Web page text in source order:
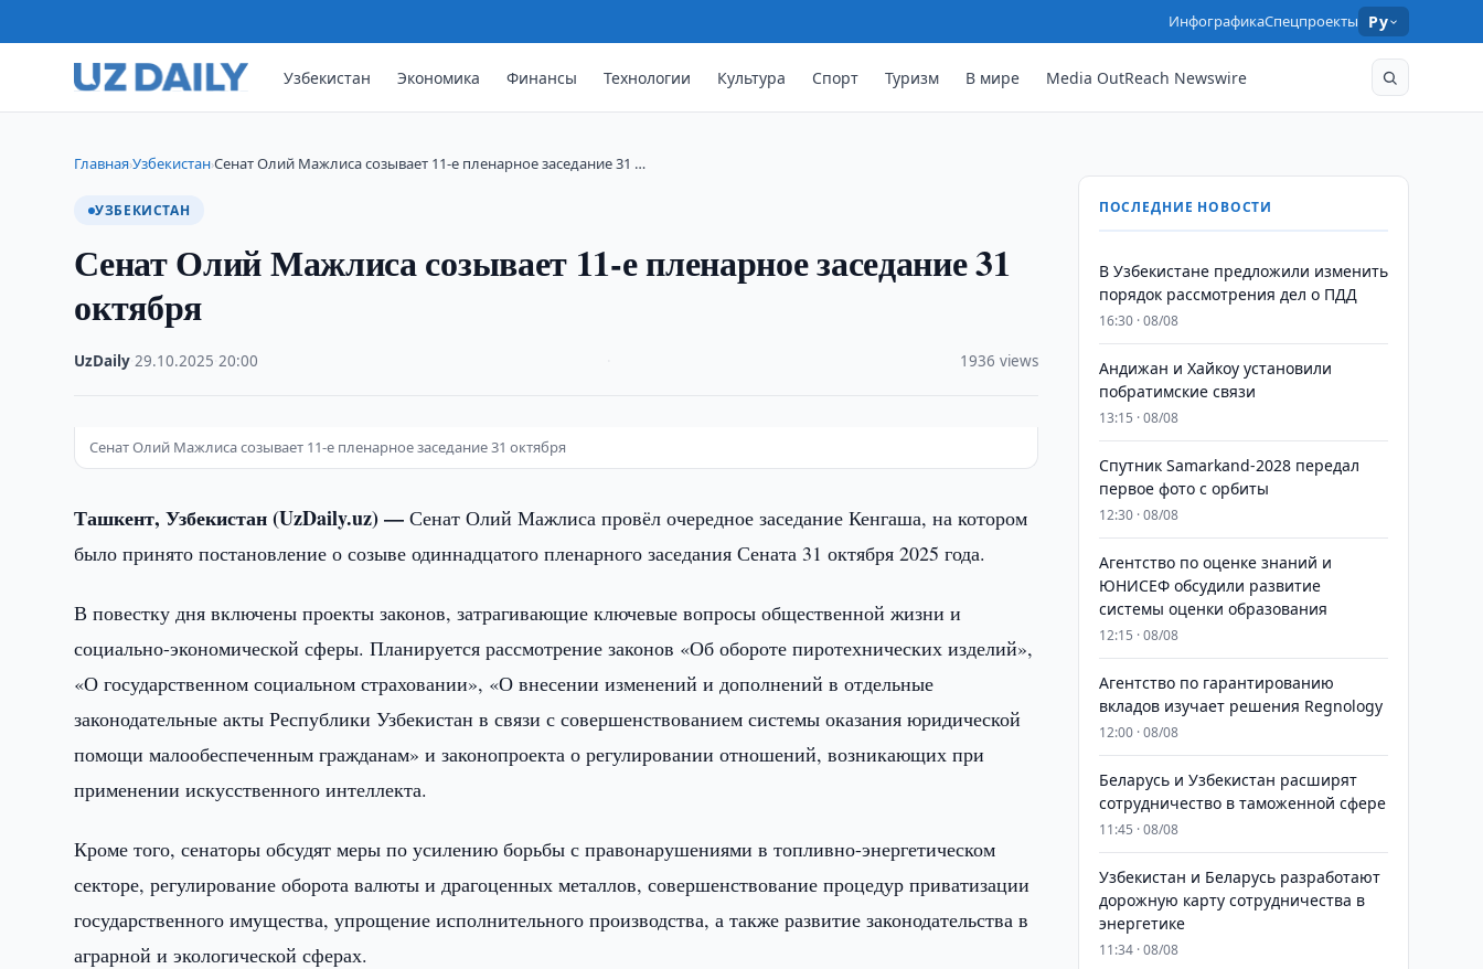
ИнфографикаСпецпроекты Ру
Узбекистан Экономика Финансы Технологии Культура Спорт Туризм В мире Media OutReach Newswire
Главная›Узбекистан›Сенат Олий Мажлиса созывает 11-е пленарное заседание 31 …
УЗБЕКИСТАН
Сенат Олий Мажлиса созывает 11-е пленарное заседание 31
октября
UzDaily ·29.10.2025 ·20:00 1936 views
Сенат Олий Мажлиса созывает 11-е пленарное заседание 31 октября
Ташкент, Узбекистан (UzDaily.uz) —Сенат Олий Мажлиса провёл очередное заседание Кенгаша, на котором
было принято постановление о созыве одиннадцатого пленарного заседания Сената 31 октября 2025 года.
В повестку дня включены проекты законов, затрагивающие ключевые вопросы общественной жизни и
социально-экономической сферы. Планируется рассмотрение законов «Об обороте пиротехнических изделий»,
«О государственном социальном страховании», «О внесении изменений и дополнений в отдельные
законодательные акты Республики Узбекистан в связи с совершенствованием системы оказания юридической
помощи малообеспеченным гражданам» и законопроекта о регулировании отношений, возникающих при
применении искусственного интеллекта.
Кроме того, сенаторы обсудят меры по усилению борьбы с правонарушениями в топливно-энергетическом
секторе, регулирование оборота валюты и драгоценных металлов, совершенствование процедур приватизации
государственного имущества, упрощение исполнительного производства, а также развитие законодательства в
аграрной и экологической сферах.
ПОСЛЕДНИЕ НОВОСТИ
В Узбекистане предложили изменить
порядок рассмотрения дел о ПДД
16:30 · 08/08
Андижан и Хайкоу установили
побратимские связи
13:15 · 08/08
Спутник Samarkand-2028 передал
первое фото с орбиты
12:30 · 08/08
Агентство по оценке знаний и
ЮНИСЕФ обсудили развитие
системы оценки образования
12:15 · 08/08
Агентство по гарантированию
вкладов изучает решения Regnology
12:00 · 08/08
Беларусь и Узбекистан расширят
сотрудничество в таможенной сфере
11:45 · 08/08
Узбекистан и Беларусь разработают
дорожную карту сотрудничества в
энергетике
11:34 · 08/08